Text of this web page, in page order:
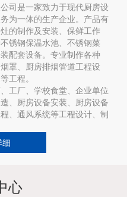
是一家致力于现代厨房设
为一体的生产企业。产品有
的制作及安装、保鲜工作
锈钢保温水池、不锈钢菜
配套设备。专业制作各种
罩、厨房排烟管道工程设
工程。
厂、学校食堂、企业单位
、厨房设备安装、厨房设备
、通风系统等工程设计、制
细
心